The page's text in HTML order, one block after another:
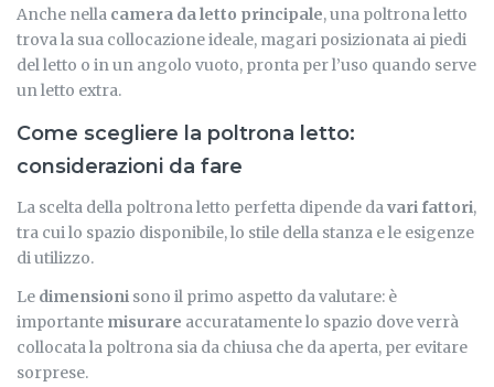
Anche nella camera da letto principale, una poltrona letto
trova la sua collocazione ideale, magari posizionata ai piedi
del letto o in un angolo vuoto, pronta per l’uso quando serve
un letto extra.
Come scegliere la poltrona letto:
considerazioni da fare
La scelta della poltrona letto perfetta dipende davari fattori,
tra cui lo spazio disponibile, lo stile della stanza e le esigenze
di utilizzo.
Le dimensioni sono il primo aspetto da valutare: è
importante misurare accuratamente lo spazio dove verrà
collocata la poltrona sia da chiusa che da aperta, per evitare
sorprese.